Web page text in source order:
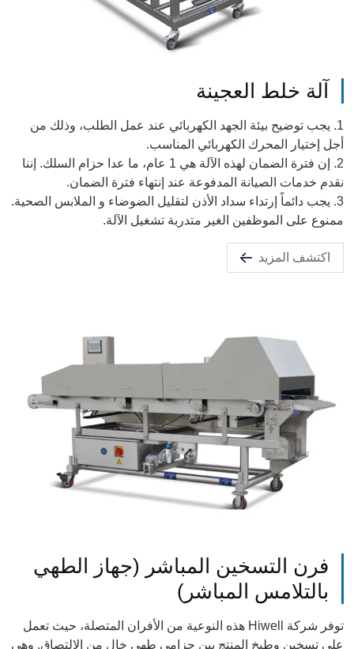
آلة خلط العجينة
1. يجب توضيح بيئة الجهد الكهربائي عند عمل الطلب، وذلك من
أجل إختيار المحرك الكهربائي المناسب.
2. إن فترة الضمان لهذه الآلة هي 1 عام، ما عدا حزام السلك. إننا
نقدم خدمات الصيانة المدفوعة عند إنتهاء فترة الضمان.
3. يجب دائماً إرتداء سداد الأذن لتقليل الضوضاء و الملابس الصحية.
ممنوع على الموظفين الغير متدربة تشغيل الآلة.
اكتشف المزيد
فرن التسخين المباشر (جهاز الطهي
بالتلامس المباشر)
توفر شركة Hiwell هذه النوعية من الأفران المتصلة، حيث تعمل
على تسخين وطبخ المنتج بين حزامي طهي خال من الالتصاق. وهي